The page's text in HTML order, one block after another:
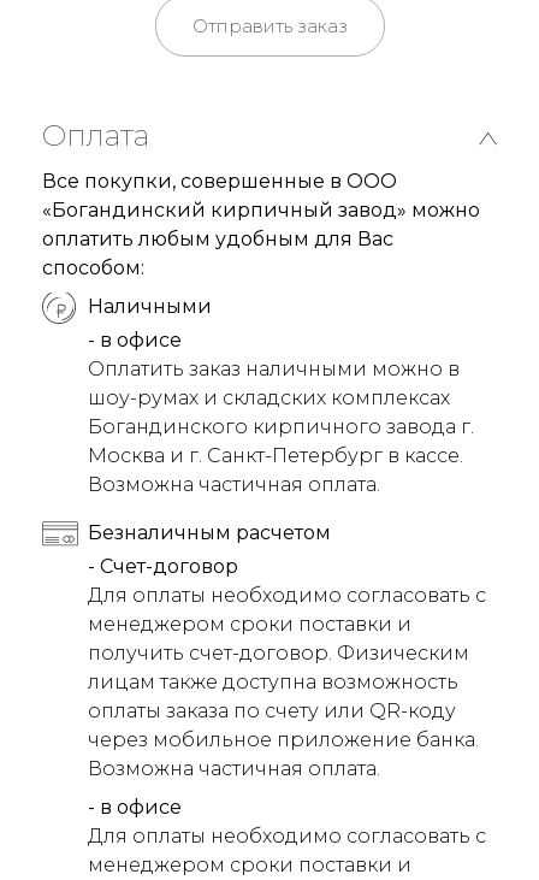
Отправить заказ
Оплата
Все покупки, совершенные в ООО
«Богандинский кирпичный завод» можно
оплатить любым удобным для Вас
способом:
Наличными
- в офисе
Оплатить заказ наличными можно в
шоу-румах и складских комплексах
Богандинского кирпичного завода г.
Москва и г. Санкт-Петербург в кассе.
Возможна частичная оплата.
Безналичным расчетом
- Счет-договор
Для оплаты необходимо согласовать с
менеджером сроки поставки и
получить счет-договор. Физическим
лицам также доступна возможность
оплаты заказа по счету или QR-коду
через мобильное приложение банка.
Возможна частичная оплата.
- в офисе
Для оплаты необходимо согласовать с
менеджером сроки поставки и